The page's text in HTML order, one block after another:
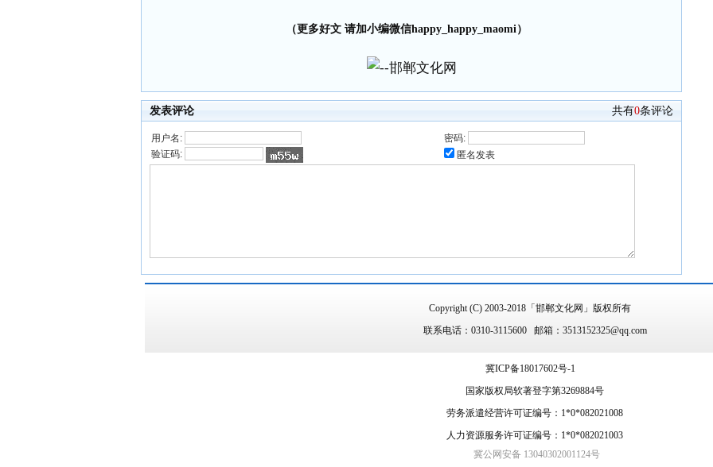
（更多好文 请加小编微信happy_happy_maomi）
发表评论 共有0条评论
用户名:
密码:
验证码:
匿名发表
Copyright (C) 2003-2018「邯郸文化网」版权所有
联系电话：0310-3115600 邮箱：3513152325@qq.com
冀ICP备18017602号-1
国家版权局软著登字第3269884号
劳务派遣经营许可证编号：1*0*082021008
人力资源服务许可证编号：1*0*082021003
冀公网安备 13040302001124号